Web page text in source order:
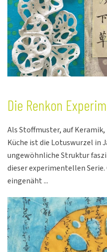
Die Renkon
Als Stoffmuster, auf
Küche ist die Lotuswurzel in
ungewöhnliche Struktur
dieser experimentellen
eingenäht ...